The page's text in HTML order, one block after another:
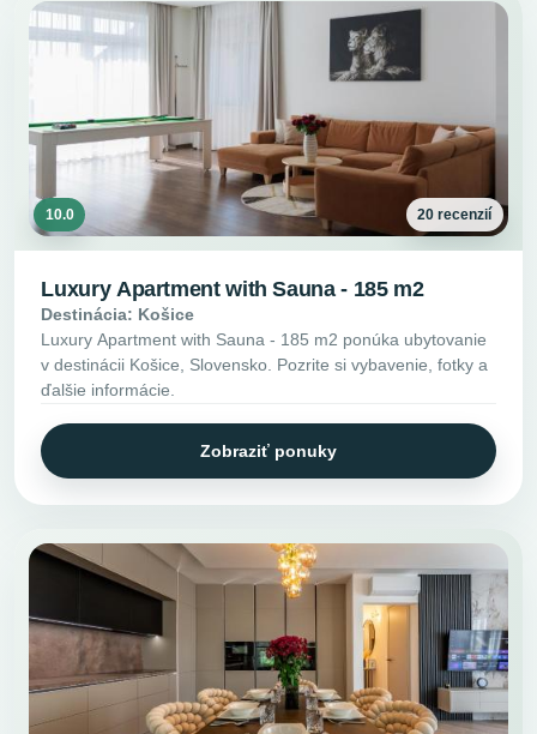
10.0 20 recenzií
Luxury Apartment with Sauna - 185 m2
Destinácia: Košice
Luxury Apartment with Sauna - 185 m2 ponúka ubytovanie
v destinácii Košice, Slovensko. Pozrite si vybavenie, fotky a
ďalšie informácie.
Zobraziť ponuky